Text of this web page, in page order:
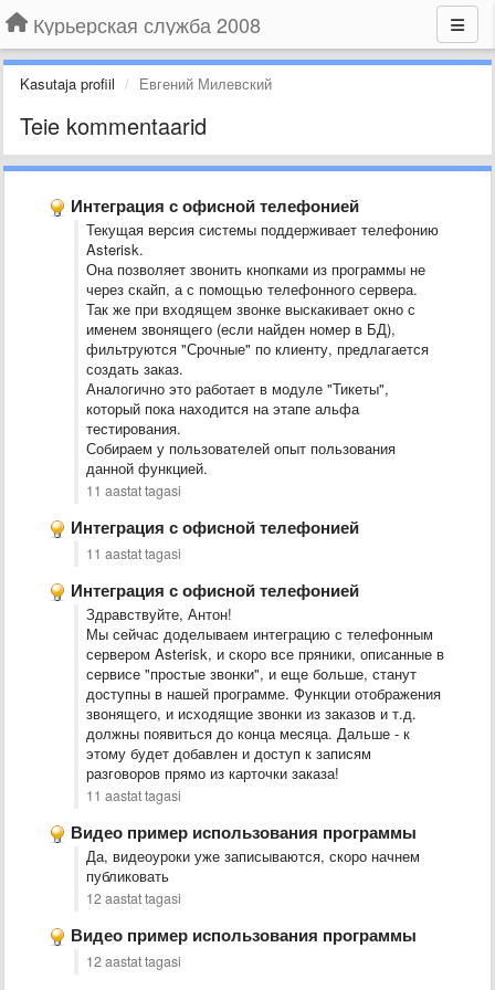
Курьерская служба 2008
Kasutaja profiil Евгений Милевский
Teie kommentaarid
Интеграция с офисной телефонией
Текущая версия системы поддерживает телефонию
Asterisk.
Она позволяет звонить кнопками из программы не
через скайп, а с помощью телефонного сервера.
Так же при входящем звонке выскакивает окно с
именем звонящего (если найден номер в БД),
фильтруются "Срочные" по клиенту, предлагается
создать заказ.
Аналогично это работает в модуле "Тикеты",
который пока находится на этапе альфа
тестирования.
Собираем у пользователей опыт пользования
данной функцией.
11 aastat tagasi
Интеграция с офисной телефонией
11 aastat tagasi
Интеграция с офисной телефонией
Здравствуйте, Антон!
Мы сейчас доделываем интеграцию с телефонным
сервером Asterisk, и скоро все пряники, описанные в
сервисе "простые звонки", и еще больше, станут
доступны в нашей программе. Функции отображения
звонящего, и исходящие звонки из заказов и т.д.
должны появиться до конца месяца. Дальше - к
этому будет добавлен и доступ к записям
разговоров прямо из карточки заказа!
11 aastat tagasi
Видео пример использования программы
Да, видеоуроки уже записываются, скоро начнем
публиковать
12 aastat tagasi
Видео пример использования программы
12 aastat tagasi